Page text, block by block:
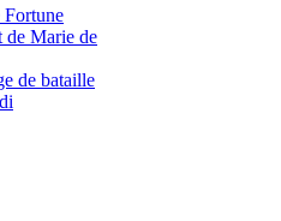
Fortune
de Marie de
de bataille